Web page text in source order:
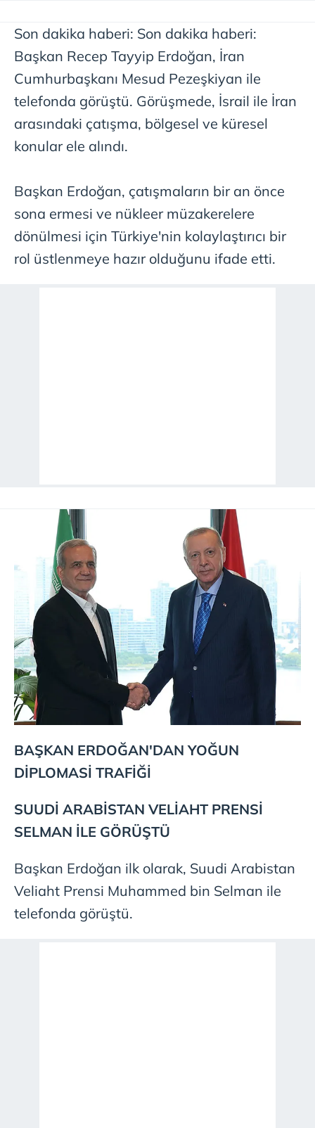
Son dakika haberi: Son dakika haberi:
Başkan Recep Tayyip Erdoğan, İran
Cumhurbaşkanı Mesud Pezeşkiyan ile
telefonda görüştü. Görüşmede, İsrail ile İran
arasındaki çatışma, bölgesel ve küresel
konular ele alındı.
Başkan Erdoğan, çatışmaların bir an önce
sona ermesi ve nükleer müzakerelere
dönülmesi için Türkiye'nin kolaylaştırıcı bir
rol üstlenmeye hazır olduğunu ifade etti.
BAŞKAN ERDOĞAN'DAN YOĞUN
DİPLOMASİ TRAFİĞİ
SUUDİ ARABİSTAN VELİAHT PRENSİ
SELMAN İLE GÖRÜŞTÜ
Başkan Erdoğan ilk olarak, Suudi Arabistan
Veliaht Prensi Muhammed bin Selman ile
telefonda görüştü.